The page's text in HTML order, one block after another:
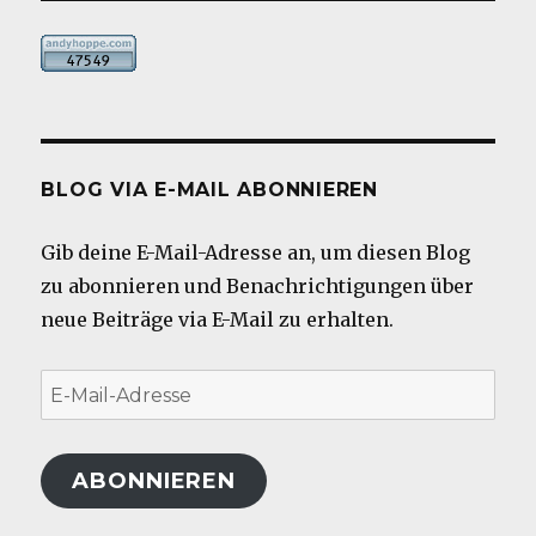
BLOG VIA E-MAIL ABONNIEREN
Gib deine E-Mail-Adresse an, um diesen Blog
zu abonnieren und Benachrichtigungen über
neue Beiträge via E-Mail zu erhalten.
E-
Mail-
Adresse
ABONNIEREN